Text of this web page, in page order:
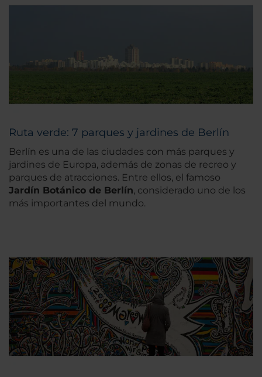
Ruta verde: 7 parques y jardines de Berlín
Berlín es una de las ciudades con más parques y
jardines de Europa, además de zonas de recreo y
parques de atracciones. Entre ellos, el famoso
Jardín Botánico de Berlín, considerado uno de los
más importantes del mundo.